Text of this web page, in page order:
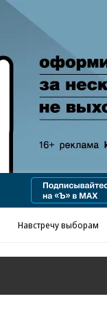
ad
Навстречу выборам